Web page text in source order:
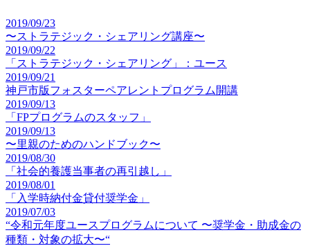
2019/09/23
〜ストラテジック・シェアリング講座〜
2019/09/22
「ストラテジック・シェアリング」：ユース
2019/09/21
神戸市版フォスターペアレントプログラム開講
2019/09/13
「FPプログラムのスタッフ」
2019/09/13
〜里親のためのハンドブック〜
2019/08/30
「社会的養護当事者の再引越し」
2019/08/01
「入学時納付金貸付奨学金」
2019/07/03
“令和元年度ユースプログラムについて 〜奨学金・助成金の
種類・対象の拡大〜“